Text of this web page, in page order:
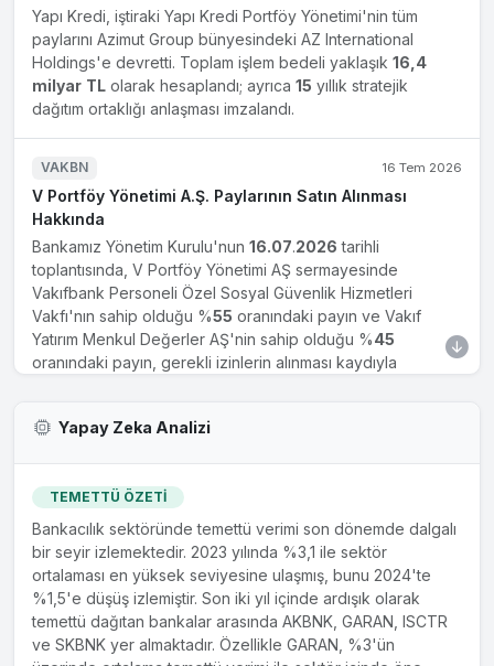
Yapı Kredi, iştiraki Yapı Kredi Portföy Yönetimi'nin tüm
paylarını Azimut Group bünyesindeki AZ International
Holdings'e devretti. Toplam işlem bedeli yaklaşık 16,4
milyar TL olarak hesaplandı; ayrıca 15 yıllık stratejik
dağıtım ortaklığı anlaşması imzalandı.
VAKBN 16 Tem 2026
V Portföy Yönetimi A.Ş. Paylarının Satın Alınması
Hakkında
Bankamız Yönetim Kurulu'nun 16.07.2026 tarihli
toplantısında, V Portföy Yönetimi AŞ sermayesinde
Vakıfbank Personeli Özel Sosyal Güvenlik Hizmetleri
Vakfı'nın sahip olduğu %55 oranındaki payın ve Vakıf
Yatırım Menkul Değerler AŞ'nin sahip olduğu %45
oranındaki payın, gerekli izinlerin alınması kaydıyla
verilmiştir.
VAKBN
Global ölçekte güçlenen dijitalleşme ile birlikte finansal
kapsayıcılığın güçlendirilmesi, operasyonel verimliliğin
artırılması, yenilikçi bankacılık ürünlerinin sunulması ile orta
ve uzun vadeli stratejik hedeflere katkıda bulunulması
amacıyla;Yönetim Kurulumuzun10.03.2026 tarihli
toplantısında; Dijital Bankaların Faaliyet Esasları ile Servis
Yapay Zeka Analizi
TEMETTÜ ÖZETİ
Bankacılık sektöründe temettü verimi son dönemde dalgalı
bir seyir izlemektedir. 2023 yılında %3,1 ile sektör
ortalaması en yüksek seviyesine ulaşmış, bunu 2024'te
%1,5'e düşüş izlemiştir. Son iki yıl içinde ardışık olarak
temettü dağıtan bankalar arasında AKBNK, GARAN, ISCTR
ve SKBNK yer almaktadır. Özellikle GARAN, %3'ün